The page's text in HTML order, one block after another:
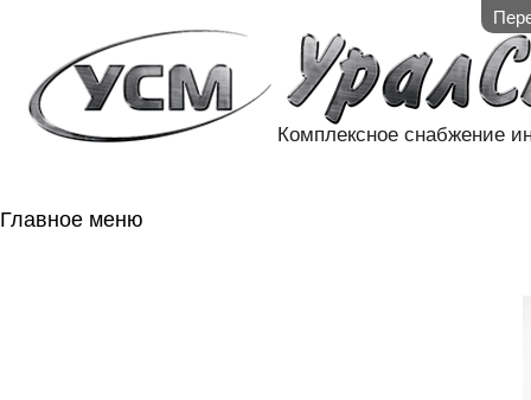
Комплексное снабжение
Главное меню